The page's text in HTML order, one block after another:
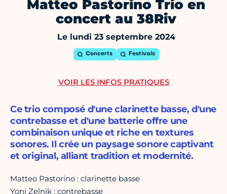
Matteo Pastorino Trio en
concert au 38Riv
Le lundi 23 septembre 2024
Concerts Festivals
Ce trio composé d'une clarinette basse, d'une
contrebasse et d'une batterie offre une
combinaison unique et riche en textures
sonores. Il crée un paysage sonore captivant
et original, alliant tradition et modernité.
Matteo Pastorino : clarinette basse
Yoni Zelnik : contrebasse
VOIR LES INFOS PRATIQUES